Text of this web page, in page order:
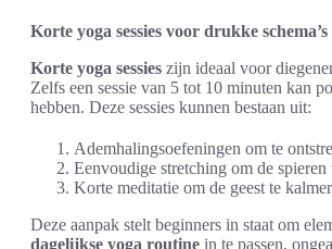
Korte yoga sessies voor drukke schema’s
Korte yoga sessies zijn ideaal voor
Zelfs een sessie van 5 tot 10 minuten kan
hebben. Deze sessies kunnen bestaan uit:
Ademhalingsoefeningen om te
Eenvoudige stretching om de spieren
Korte meditatie om de geest te
Deze aanpak stelt beginners in staat om
dagelijkse yoga routine in te passen,